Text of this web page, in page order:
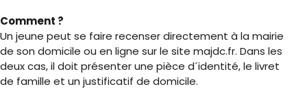
Comment ?
Un jeune peut se faire recenser directement à la mairie
de son domicile ou en ligne sur le site majdc.fr. Dans les
deux cas, il doit présenter une pièce d´identité, le livret
de famille et un justificatif de domicile.